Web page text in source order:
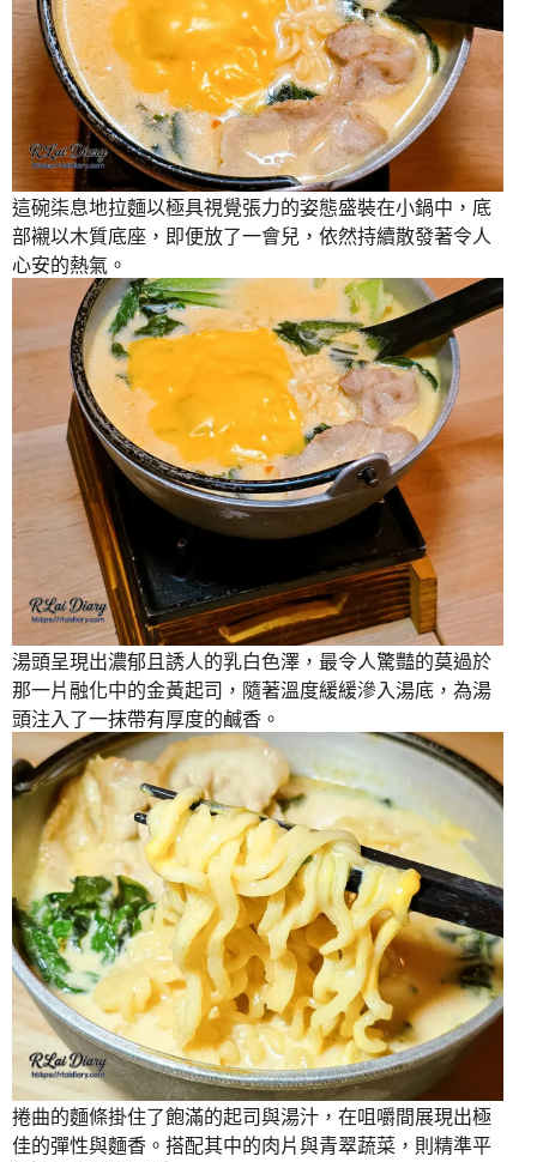
這碗柒息地拉麵以極具視覺張力的姿態盛裝在小鍋中，底
部襯以木質底座，即便放了一會兒，依然持續散發著令人
心安的熱氣。
湯頭呈現出濃郁且誘人的乳白色澤，最令人驚豔的莫過於
那一片融化中的金黃起司，隨著溫度緩緩滲入湯底，為湯
頭注入了一抹帶有厚度的鹹香。
捲曲的麵條掛住了飽滿的起司與湯汁，在咀嚼間展現出極
佳的彈性與麵香。搭配其中的肉片與青翠蔬菜，則精準平